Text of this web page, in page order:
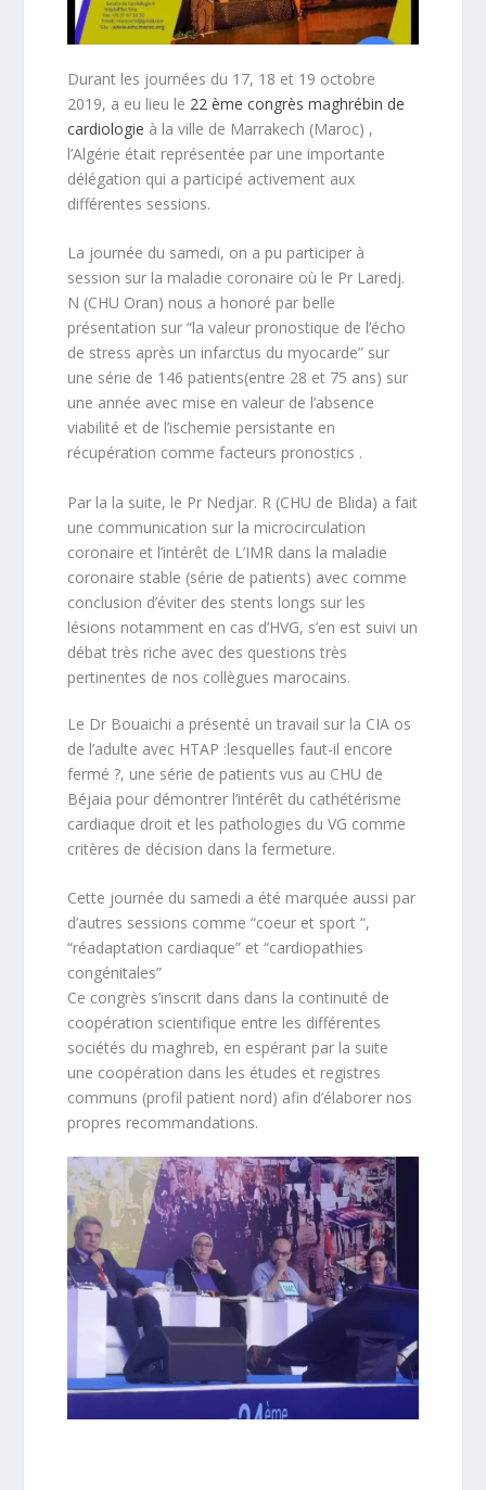
Durant les journées du 17, 18 et 19 octobre
2019, a eu lieu le 22 ème congrès maghrébin de
cardiologie à la ville de Marrakech (Maroc) ,
l’Algérie était représentée par une importante
délégation qui a participé activement aux
différentes sessions.
La journée du samedi, on a pu participer à
session sur la maladie coronaire où le Pr Laredj.
N (CHU Oran) nous a honoré par belle
présentation sur “la valeur pronostique de l’écho
de stress après un infarctus du myocarde” sur
une série de 146 patients(entre 28 et 75 ans) sur
une année avec mise en valeur de l’absence
viabilité et de l’ischemie persistante en
récupération comme facteurs pronostics .
Par la la suite, le Pr Nedjar. R (CHU de Blida) a fait
une communication sur la microcirculation
coronaire et l’intérêt de L’IMR dans la maladie
coronaire stable (série de patients) avec comme
conclusion d’éviter des stents longs sur les
lésions notamment en cas d’HVG, s’en est suivi un
débat très riche avec des questions très
pertinentes de nos collègues marocains.
Le Dr Bouaichi a présenté un travail sur la CIA os
de l’adulte avec HTAP :lesquelles faut-il encore
fermé ?, une série de patients vus au CHU de
Béjaia pour démontrer l’intérêt du cathétérisme
cardiaque droit et les pathologies du VG comme
critères de décision dans la fermeture.
Cette journée du samedi a été marquée aussi par
d’autres sessions comme “coeur et sport “,
“réadaptation cardiaque” et “cardiopathies
congénitales”
Ce congrès s’inscrit dans dans la continuité de
coopération scientifique entre les différentes
sociétés du maghreb, en espérant par la suite
une coopération dans les études et registres
communs (profil patient nord) afin d’élaborer nos
propres recommandations.